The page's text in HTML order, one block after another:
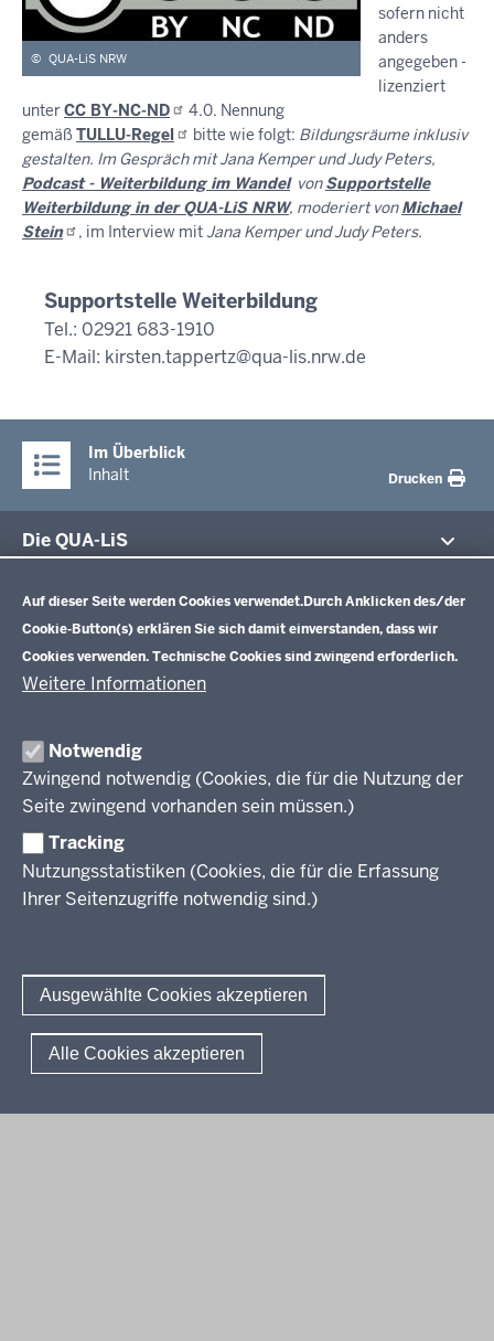
Auf dieser Seite werden Cookies verwendet.Durch Anklicken des/der
Cookie-Button(s) erklären Sie sich damit einverstanden, dass wir
Cookies verwenden. Technische Cookies sind zwingend erforderlich.
Weitere Informationen
Notwendig
Zwingend notwendig (Cookies, die für die Nutzung der
Seite zwingend vorhanden sein müssen.)
Tracking
Nutzungsstatistiken (Cookies, die für die Erfassung
Ihrer Seitenzugriffe notwendig sind.)
Ausgewählte Cookies akzeptieren
Alle Cookies akzeptieren
© QUA-LiS NRW
sofern nicht
anders
angegeben -
lizenziert
unterCC BY-NC-ND
4.0. Nennung
gemäß TULLU-Regel bitte wie folgt: Bildungsräume inklusiv
gestalten. Im Gespräch mit Jana Kemper und Judy Peters,
Podcast - Weiterbildung im WandelvonSupportstelle
Weiterbildung in der QUA-LiS NRW, moderiert vonMichael
Stein
, im Interview mit Jana Kemper und Judy Peters.
Supportstelle Weiterbildung
Tel.: 02921 683-1910
E-Mail: kirsten.tappertz@qua-lis.nrw.de
Im Überblick
Inhalt
Drucken
Die QUA-LiS
Leitbild
Stellenangebote
Über uns
Schulentwicklung NRW
Schulentwicklung
Unterricht
Professionalisierung
Standardsicherung NRW
Berufsbildung NRW
Erwachsenenbildung
Wir über uns
Berichtswesen Weiterbildung
ElternMitWirkung NRW
KI:EB
Amtsblattabonnieren
© 2026 QUA-LiS
Fußzeile
Impressum Datenschutzerklärung